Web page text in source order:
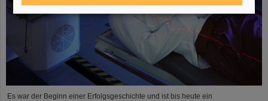
Es war der Beginn einer Erfolgsgeschichte und ist bis heute ein